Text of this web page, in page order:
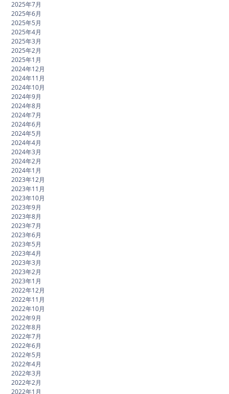
2025年7月
2025年6月
2025年5月
2025年4月
2025年3月
2025年2月
2025年1月
2024年12月
2024年11月
2024年10月
2024年9月
2024年8月
2024年7月
2024年6月
2024年5月
2024年4月
2024年3月
2024年2月
2024年1月
2023年12月
2023年11月
2023年10月
2023年9月
2023年8月
2023年7月
2023年6月
2023年5月
2023年4月
2023年3月
2023年2月
2023年1月
2022年12月
2022年11月
2022年10月
2022年9月
2022年8月
2022年7月
2022年6月
2022年5月
2022年4月
2022年3月
2022年2月
2022年1月